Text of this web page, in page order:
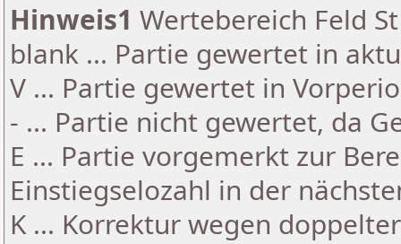
Hinweis1 Wertebereich Feld
blank ... Partie gewertet in
V ... Partie gewertet in
- ... Partie nicht gewertet, da
E ... Partie vorgemerkt zur
Einstiegselozahl in der
K ... Korrektur wegen